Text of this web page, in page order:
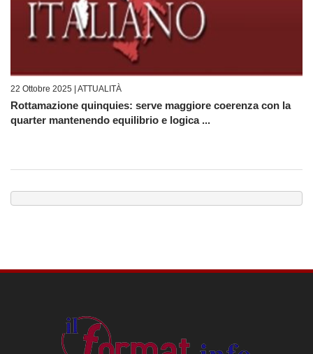
22 Ottobre 2025 | ATTUALITÀ
Rottamazione quinquies: serve maggiore coerenza con la
quarter mantenendo equilibrio e logica ...